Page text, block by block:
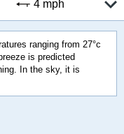
4 mph
ranging from 27°c
is predicted
In the sky, it is